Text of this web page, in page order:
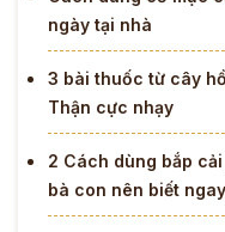
ngày tại nhà
3 bài thuốc từ cây
Thận cực nhạy
2 Cách dùng bắp
bà con nên biết ngay